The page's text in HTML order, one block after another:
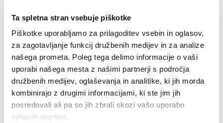
Ta spletna stran vsebuje piškotke
Piškotke uporabljamo za prilagoditev vsebin in oglasov,
za zagotavljanje funkcij družbenih medijev in za analize
našega prometa. Poleg tega delimo informacije o vaši
uporabi našega mesta z našimi partnerji s področja
družbenih medijev, oglaševanja in analitike, ki jih morda
kombinirajo z drugimi informacijami, ki ste jim jih
posredovali ali pa so jih zbrali skozi vašo uporabo
njihovih storitev.
Dogodki in razstave